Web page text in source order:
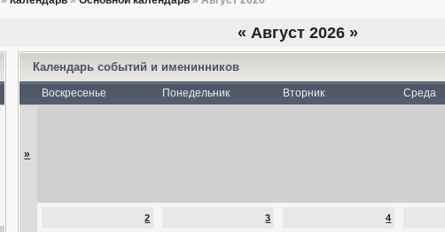
« Август 2026 »
Календарь событий и именинников
Воскресенье Понедельник Вторник Среда
»
2 3 4